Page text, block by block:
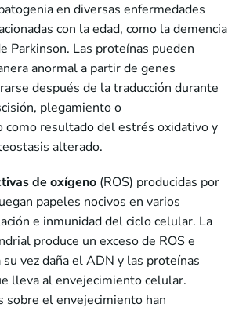
en diversas enfermedades
con la edad, como la demencia
Parkinson. Las proteínas pueden
anormal a partir de genes
después de la traducción durante
plegamiento o
como resultado del estrés oxidativo y
alterado.
de oxígeno (ROS) producidas por
papeles nocivos en varios
e inmunidad del ciclo celular. La
produce un exceso de ROS e
vez daña el ADN y las proteínas
lleva al envejecimiento celular.
sobre el envejecimiento han